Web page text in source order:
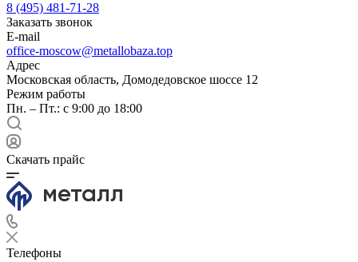
8 (495) 481-71-28
Заказать звонок
E-mail
office-moscow@metallobaza.top
Адрес
Московская область, Домодедовское шоссе 12
Режим работы
Пн. – Пт.: с 9:00 до 18:00
Скачать прайс
Телефоны